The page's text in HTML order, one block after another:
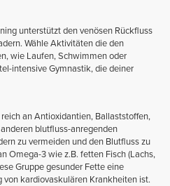
unterstützt den venösen Rückfluss
Wähle Aktivitäten die den
wie Laufen, Schwimmen oder
intensive Gymnastik, die deiner
an Antioxidantien, Ballaststoffen,
blutfluss-anregenden
zu vermeiden und den Blutfluss zu
Omega-3 wie z.B. fetten Fisch (Lachs,
Gruppe gesunder Fette eine
kardiovaskulären Krankheiten ist.